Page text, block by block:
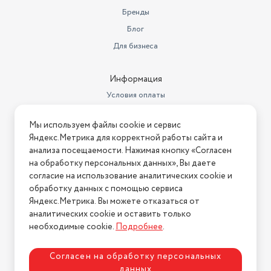
6 мес
Китай
Время зарядки аккумулятора
90
Максимальная частота (Гц)
20000
Диапазон воспроизводимых
частот
120 - 20000 Гц
Доп. опции колонок
Bluetooth
Ширина предмета
7,3
1 час 30 минут
Бренды
Блог
Для бизнеса
Информация
Условия оплаты
Условия возврата
Нашли ошибку на сайте? Напишите нам
2026 © Интернет-магазин "АстМаркет". У нас есть всё!
Политика конфиденциальности
Мы используем файлы cookie и сервис
Яндекс.Метрика для корректной работы сайта и
анализа посещаемости. Нажимая кнопку «Согласен
на обработку персональных данных», Вы даете
согласие на использование аналитических cookie и
обработку данных с помощью сервиса
Яндекс.Метрика. Вы можете отказаться от
аналитических cookie и оставить только
необходимые cookie.Подробнее.
Согласен на обработку персональных